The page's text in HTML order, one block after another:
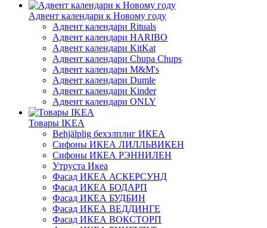
Адвент календари к Новому году
Адвент календари Rituals
Адвент календари HARIBO
Адвент календари KitKat
Адвент календари Chupa Chups
Адвент календари M&M's
Адвент календари Dumle
Адвент календари Kinder
Адвент календари ONLY
Товары IKEA
Behjälplig бехэлплиг ИКЕА
Сифоны ИКЕА ЛИЛЛЬВИКЕН
Сифоны ИКЕА РЭННИЛЕН
Утруста Икеа
Фасад ИКЕА АСКЕРСУНД
Фасад ИКЕА БОДАРП
Фасад ИКЕА БУДБИН
Фасад ИКЕА ВЕДДИНГЕ
Фасад ИКЕА ВОКСТОРП